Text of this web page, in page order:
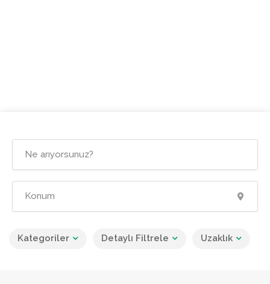
Kategoriler Detaylı Filtrele Uzaklık